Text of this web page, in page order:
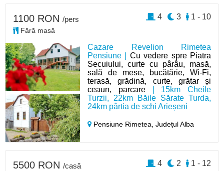
Cazare Revelion Rimetea
Pensiune | Cu vedere spre Piatra
Secuiului, curte cu pârâu, masă,
sală de mese, bucătărie, Wi-Fi,
terasă, grădină, curte, grătar și
ceaun, parcare| 15km Cheile
Turzii, 22km Băile Sărate Turda,
24km pârtia de schi Arieșeni
Pensiune Rimetea,Județul Alba
1100 RON /pers
Fără masă
1 - 10
3
4
5500 RON /casă 1 - 12
2
4